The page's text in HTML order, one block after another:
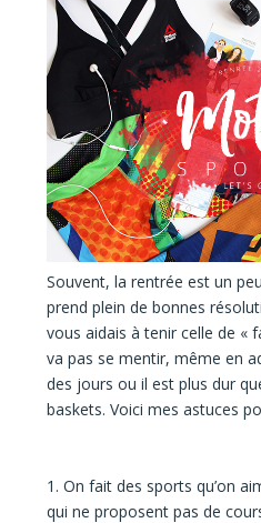
Souvent, la rentrée est un
prend plein de bonnes
vous aidais à tenir celle de «
va pas se mentir, même en
des jours ou il est plus dur
baskets. Voici mes astuces
1. On fait des sports qu’on
qui ne proposent pas de